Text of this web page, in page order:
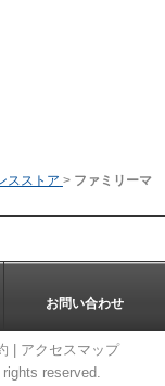
スストア > ファミリーマ
お問い合わせ
アクセスマップ
reserved.